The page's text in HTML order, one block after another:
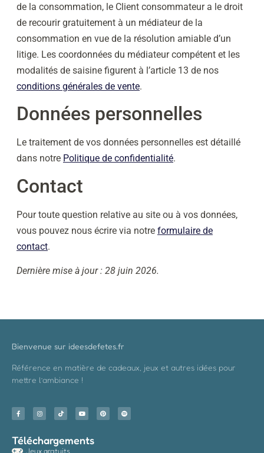
de la consommation, le Client consommateur a le droit
de recourir gratuitement à un médiateur de la
consommation en vue de la résolution amiable d’un
litige. Les coordonnées du médiateur compétent et les
modalités de saisine figurent à l’article 13 de nos
conditions générales de vente.
Données personnelles
Le traitement de vos données personnelles est détaillé
dans notre Politique de confidentialité.
Contact
Pour toute question relative au site ou à vos données,
vous pouvez nous écrire via notre formulaire de
contact.
Dernière mise à jour : 28 juin 2026.
Bienvenue sur ideesdefetes.fr
Référence en matière de cadeaux, jeux et autres idées pour
mettre l’ambiance !
Téléchargements
Jeux gratuits